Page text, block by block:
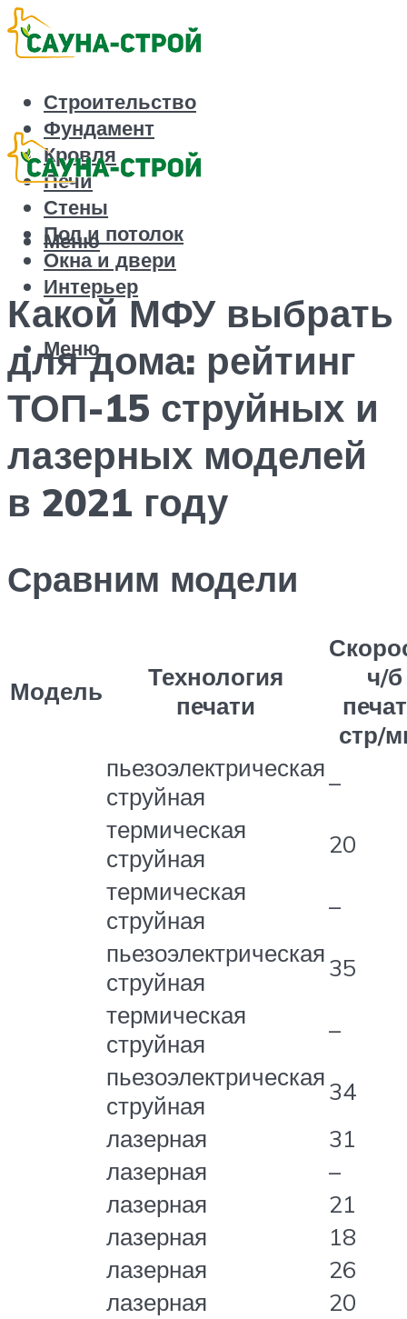
Строительство
Фундамент
Кровля
Печи
Стены
Пол и потолок
Окна и двери
Интерьер
Меню
Меню
Какой МФУ выбрать
для дома: рейтинг
ТОП-15 струйных и
лазерных моделей
в 2021 году
Сравним модели
Модель
Технология
печати
ч/б
стр/
пьезоэлектрическая
струйная
–
термическая
струйная
20
термическая
струйная
–
пьезоэлектрическая
струйная
35
термическая
струйная
–
пьезоэлектрическая
струйная
34
лазерная
31
лазерная
–
лазерная
21
лазерная
18
лазерная
26
лазерная
20